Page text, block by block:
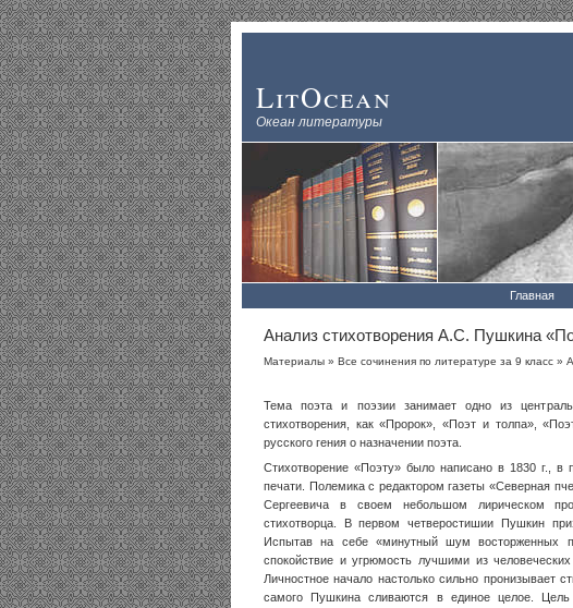
LitOcean
Океан литературы
Главная
Анализ стихотворения А.С. Пушкина
Материалы » Все сочинения по литературе за 9 класс »
Тема поэта и поэзии занимает одно из
стихотворения, как «Пророк», «Поэт и толпа»,
русского гения о назначении поэта.
Стихотворение «Поэту» было написано в 1830 г., в
печати. Полемика с редактором газеты «Северная
Сергеевича в своем небольшом лирическом
стихотворца. В первом четверостишии Пушкин
Испытав на себе «минутный шум восторженных
спокойствие и угрюмость лучшими из
Личностное начало настолько сильно пронизывает
самого Пушкина сливаются в единое целое.